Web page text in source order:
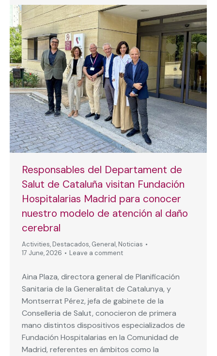
Responsables del Departament de
Salut de Cataluña visitan Fundación
Hospitalarias Madrid para conocer
nuestro modelo de atención al daño
cerebral
Activities, Destacados, General, Noticias
17 June, 2026
Leave a comment
Aina Plaza, directora general de Planificación
Sanitaria de la Generalitat de Catalunya, y
Montserrat Pérez, jefa de gabinete de la
Conselleria de Salut, conocieron de primera
mano distintos dispositivos especializados de
Fundación Hospitalarias en la Comunidad de
Madrid, referentes en ámbitos como la